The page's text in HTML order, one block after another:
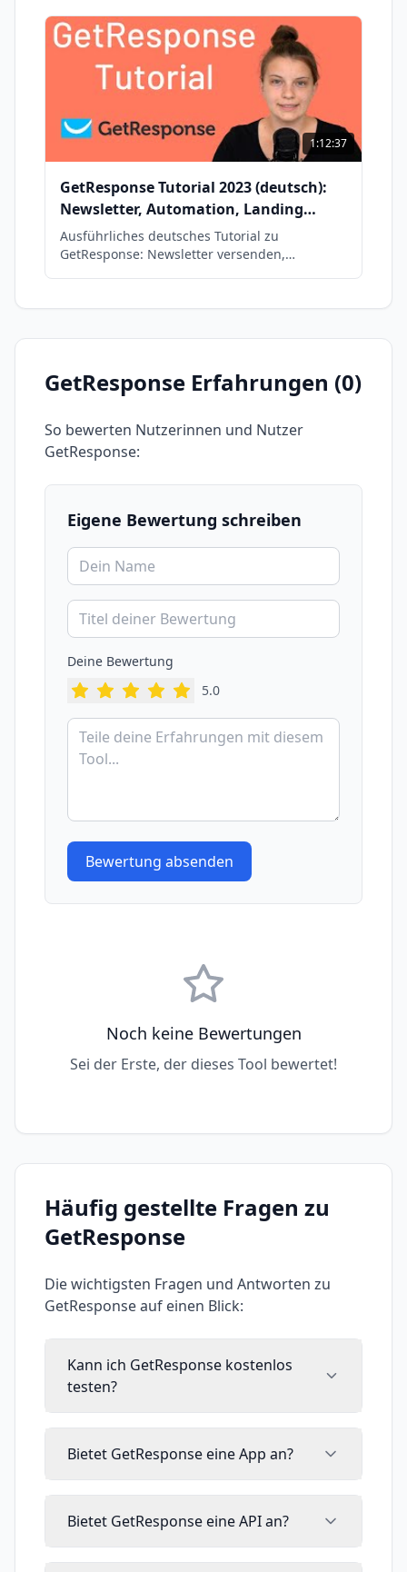
1:12:37
GetResponse Tutorial 2023 (deutsch):
Newsletter, Automation, Landing
Pages & Co.
Ausführliches deutsches Tutorial zu
GetResponse: Newsletter versenden,
GetResponse Erfahrungen (0)
So bewerten Nutzerinnen und Nutzer
GetResponse:
Eigene Bewertung schreiben
Deine Bewertung
5.0
Bewertung absenden
Noch keine Bewertungen
Sei der Erste, der dieses Tool bewertet!
Häufig gestellte Fragen zu
GetResponse
Die wichtigsten Fragen und Antworten zu
GetResponseauf einen Blick:
Kann ich GetResponse kostenlos
testen?
Bietet GetResponse eine App an?
Bietet GetResponse eine API an?